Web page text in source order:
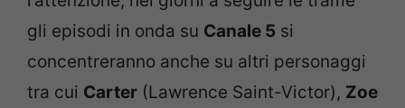
gli episodi in onda su Canale 5 si
concentreranno anche su altri personaggi
tra cui Carter (Lawrence Saint-Victor), Zoe